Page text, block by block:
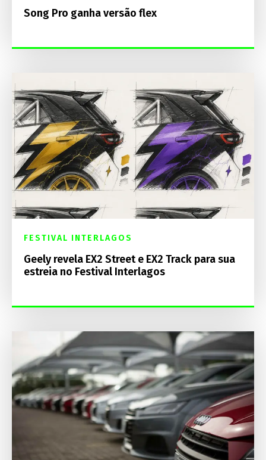
Song Pro ganha versão flex
FESTIVAL INTERLAGOS
Geely revela EX2 Street e EX2 Track para sua
estreia no Festival Interlagos